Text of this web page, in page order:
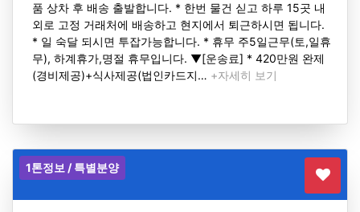
품 상차 후 배송 출발합니다. * 한번 물건 싣고 하루 15곳 내
외로 고정 거래처에 배송하고 현지에서 퇴근하시면 됩니다.
* 일 숙달 되시면 투잡가능합니다. * 휴무 주5일근무(토,일휴
무), 하계휴가,명절 휴무입니다. ▼[운송료] * 420만원 완제
(경비제공)+식사제공(법인카드지… +자세히 보기
1톤정보 / 특별분양